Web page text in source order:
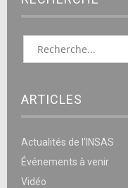
ARTICLES
Actualités de l’INSAS
Événements à venir
Vidéo